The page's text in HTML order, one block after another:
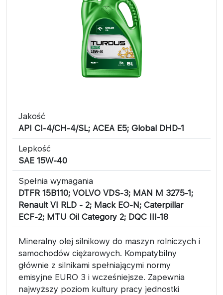
Jakość
API CI-4/CH-4/SL; ACEA E5; Global DHD-1
Lepkość
SAE 15W-40
Spełnia wymagania
DTFR 15B110; VOLVO VDS-3; MAN M 3275-1;
Renault VI RLD - 2; Mack EO-N; Caterpillar
ECF-2; MTU Oil Category 2; DQC III-18
Mineralny olej silnikowy do maszyn rolniczych i
samochodów ciężarowych. Kompatybilny
głównie z silnikami spełniającymi normy
emisyjne EURO 3 i wcześniejsze. Zapewnia
najwyższy poziom kultury pracy jednostki